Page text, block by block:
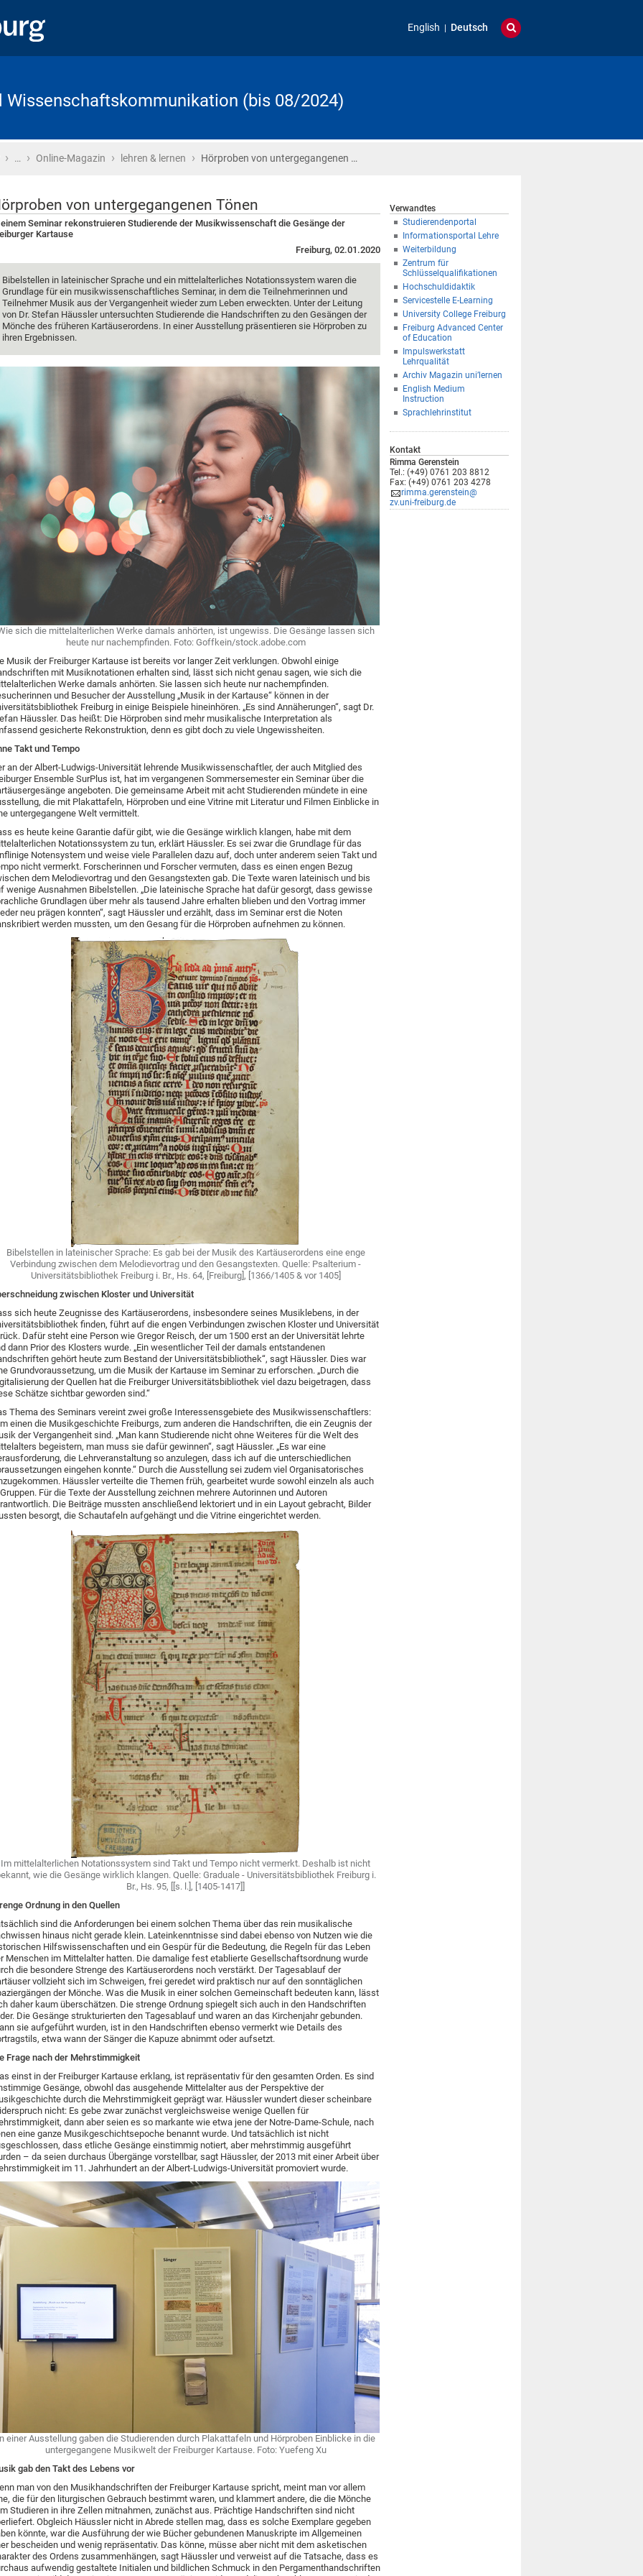
English Deutsch
Wissenschaftskommunikation (bis 08/2024)
Startseite
› … › Online-Magazin › lehren & lernen › Hörproben von untergegangenen …
von untergegangenen Tönen
Seminar rekonstruieren Studierende der Musikwissenschaft die Gesänge der
Kartause
Freiburg, 02.01.2020
Bibelstellen in lateinischer Sprache und ein mittelalterliches Notationssystem waren die
Grundlage für ein musikwissenschaftliches Seminar, in dem die Teilnehmerinnen und
Teilnehmer Musik aus der Vergangenheit wieder zum Leben erweckten. Unter der Leitung
von Dr. Stefan Häussler untersuchten Studierende die Handschriften zu den Gesängen der
Mönche des früheren Kartäuserordens. In einer Ausstellung präsentieren sie Hörproben zu
ihren Ergebnissen.
sich die mittelalterlichen Werke damals anhörten, ist ungewiss. Die Gesänge lassen sich
heute nur nachempfinden. Foto: Goffkein/stock.adobe.com
Musik der Freiburger Kartause ist bereits vor langer Zeit verklungen. Obwohl einige
mit Musiknotationen erhalten sind, lässt sich nicht genau sagen, wie sich die
Werke damals anhörten. Sie lassen sich heute nur nachempfinden.
und Besucher der Ausstellung „Musik in der Kartause“ können in der
Freiburg in einige Beispiele hineinhören. „Es sind Annäherungen“, sagt Dr.
Häussler. Das heißt: Die Hörproben sind mehr musikalische Interpretation als
gesicherte Rekonstruktion, denn es gibt doch zu viele Ungewissheiten.
Takt und Tempo
an der Albert-Ludwigs-Universität lehrende Musikwissenschaftler, der auch Mitglied des
Ensemble SurPlus ist, hat im vergangenen Sommersemester ein Seminar über die
angeboten. Die gemeinsame Arbeit mit acht Studierenden mündete in eine
die mit Plakattafeln, Hörproben und eine Vitrine mit Literatur und Filmen Einblicke in
untergegangene Welt vermittelt.
es heute keine Garantie dafür gibt, wie die Gesänge wirklich klangen, habe mit dem
Notationssystem zu tun, erklärt Häussler. Es sei zwar die Grundlage für das
Notensystem und weise viele Parallelen dazu auf, doch unter anderem seien Takt und
nicht vermerkt. Forscherinnen und Forscher vermuten, dass es einen engen Bezug
dem Melodievortrag und den Gesangstexten gab. Die Texte waren lateinisch und bis
wenige Ausnahmen Bibelstellen. „Die lateinische Sprache hat dafür gesorgt, dass gewisse
Grundlagen über mehr als tausend Jahre erhalten blieben und den Vortrag immer
neu prägen konnten“, sagt Häussler und erzählt, dass im Seminar erst die Noten
werden mussten, um den Gesang für die Hörproben aufnehmen zu können.
Bibelstellen in lateinischer Sprache: Es gab bei der Musik des Kartäuserordens eine enge
Verbindung zwischen dem Melodievortrag und den Gesangstexten. Quelle: Psalterium -
Universitätsbibliothek Freiburg i. Br., Hs. 64, [Freiburg], [1366/1405 & vor 1405]
zwischen Kloster und Universität
sich heute Zeugnisse des Kartäuserordens, insbesondere seines Musiklebens, in der
finden, führt auf die engen Verbindungen zwischen Kloster und Universität
Dafür steht eine Person wie Gregor Reisch, der um 1500 erst an der Universität lehrte
dann Prior des Klosters wurde. „Ein wesentlicher Teil der damals entstandenen
gehört heute zum Bestand der Universitätsbibliothek“, sagt Häussler. Dies war
Grundvoraussetzung, um die Musik der Kartause im Seminar zu erforschen. „Durch die
der Quellen hat die Freiburger Universitätsbibliothek viel dazu beigetragen, dass
Schätze sichtbar geworden sind.“
Thema des Seminars vereint zwei große Interessensgebiete des Musikwissenschaftlers:
einen die Musikgeschichte Freiburgs, zum anderen die Handschriften, die ein Zeugnis der
der Vergangenheit sind. „Man kann Studierende nicht ohne Weiteres für die Welt des
begeistern, man muss sie dafür gewinnen“, sagt Häussler. „Es war eine
die Lehrveranstaltung so anzulegen, dass ich auf die unterschiedlichen
eingehen konnte.“ Durch die Ausstellung sei zudem viel Organisatorisches
Häussler verteilte die Themen früh, gearbeitet wurde sowohl einzeln als auch
Für die Texte der Ausstellung zeichnen mehrere Autorinnen und Autoren
Die Beiträge mussten anschließend lektoriert und in ein Layout gebracht, Bilder
besorgt, die Schautafeln aufgehängt und die Vitrine eingerichtet werden.
Im mittelalterlichen Notationssystem sind Takt und Tempo nicht vermerkt. Deshalb ist nicht
wie die Gesänge wirklich klangen. Quelle: Graduale - Universitätsbibliothek Freiburg i.
Br., Hs. 95, [[s. l.], [1405-1417]]
Ordnung in den Quellen
sind die Anforderungen bei einem solchen Thema über das rein musikalische
hinaus nicht gerade klein. Lateinkenntnisse sind dabei ebenso von Nutzen wie die
Hilfswissenschaften und ein Gespür für die Bedeutung, die Regeln für das Leben
Menschen im Mittelalter hatten. Die damalige fest etablierte Gesellschaftsordnung wurde
die besondere Strenge des Kartäuserordens noch verstärkt. Der Tagesablauf der
vollzieht sich im Schweigen, frei geredet wird praktisch nur auf den sonntäglichen
der Mönche. Was die Musik in einer solchen Gemeinschaft bedeuten kann, lässt
daher kaum überschätzen. Die strenge Ordnung spiegelt sich auch in den Handschriften
Die Gesänge strukturierten den Tagesablauf und waren an das Kirchenjahr gebunden.
sie aufgeführt wurden, ist in den Handschriften ebenso vermerkt wie Details des
etwa wann der Sänger die Kapuze abnimmt oder aufsetzt.
Frage nach der Mehrstimmigkeit
einst in der Freiburger Kartause erklang, ist repräsentativ für den gesamten Orden. Es sind
Gesänge, obwohl das ausgehende Mittelalter aus der Perspektive der
durch die Mehrstimmigkeit geprägt war. Häussler wundert dieser scheinbare
nicht: Es gebe zwar zunächst vergleichsweise wenige Quellen für
dann aber seien es so markante wie etwa jene der Notre-Dame-Schule, nach
eine ganze Musikgeschichtsepoche benannt wurde. Und tatsächlich ist nicht
dass etliche Gesänge einstimmig notiert, aber mehrstimmig ausgeführt
– da seien durchaus Übergänge vorstellbar, sagt Häussler, der 2013 mit einer Arbeit über
im 11. Jahrhundert an der Albert-Ludwigs-Universität promoviert wurde.
einer Ausstellung gaben die Studierenden durch Plakattafeln und Hörproben Einblicke in die
untergegangene Musikwelt der Freiburger Kartause. Foto: Yuefeng Xu
gab den Takt des Lebens vor
man von den Musikhandschriften der Freiburger Kartause spricht, meint man vor allem
die für den liturgischen Gebrauch bestimmt waren, und klammert andere, die die Mönche
Studieren in ihre Zellen mitnahmen, zunächst aus. Prächtige Handschriften sind nicht
Obgleich Häussler nicht in Abrede stellen mag, dass es solche Exemplare gegeben
könnte, war die Ausführung der wie Bücher gebundenen Manuskripte im Allgemeinen
bescheiden und wenig repräsentativ. Das könne, müsse aber nicht mit dem asketischen
des Ordens zusammenhängen, sagt Häussler und verweist auf die Tatsache, dass es
aufwendig gestaltete Initialen und bildlichen Schmuck in den Pergamenthandschriften
Verwandtes
Studierendenportal
Informationsportal Lehre
Weiterbildung
Zentrum für
Schlüsselqualifikationen
Hochschuldidaktik
Servicestelle E-Learning
University College Freiburg
Freiburg Advanced Center
of Education
Impulswerkstatt
Lehrqualität
Archiv Magazin uni’lernen
English Medium
Instruction
Sprachlehrinstitut
Kontakt
Rimma Gerenstein
Tel.: (+49) 0761 203 8812
Fax: (+49) 0761 203 4278
rimma.gerenstein@
zv.uni-freiburg.de